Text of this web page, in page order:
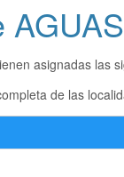
asignadas las
de las